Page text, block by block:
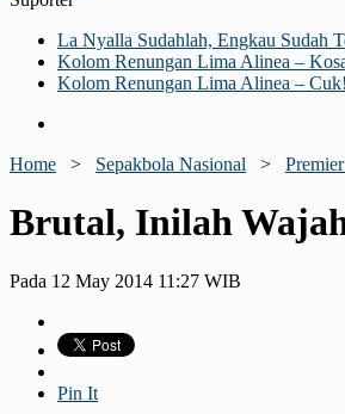
La Nyalla Sudahlah, Engkau Sudah
Kolom Renungan Lima Alinea –
Kolom Renungan Lima Alinea –
Home > Sepakbola Nasional >
Brutal, Inilah
Pada 12 May 2014 11:27 WIB
Pin It